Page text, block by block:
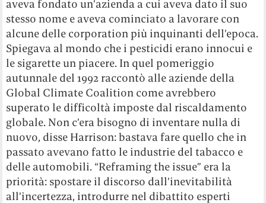
aveva fondato un’azienda a cui aveva dato il suo
stesso nome e aveva cominciato a lavorare con
alcune delle corporation più inquinanti dell’epoca.
Spiegava al mondo che i pesticidi erano innocui e
le sigarette un piacere. In quel pomeriggio
autunnale del 1992 raccontò alle aziende della
Global Climate Coalition come avrebbero
superato le difficoltà imposte dal riscaldamento
globale. Non c’era bisogno di inventare nulla di
nuovo, disse Harrison: bastava fare quello che in
passato avevano fatto le industrie del tabacco e
delle automobili. “Reframing the issue” era la
priorità: spostare il discorso dall’inevitabilità
all’incertezza, introdurre nel dibattito esperti